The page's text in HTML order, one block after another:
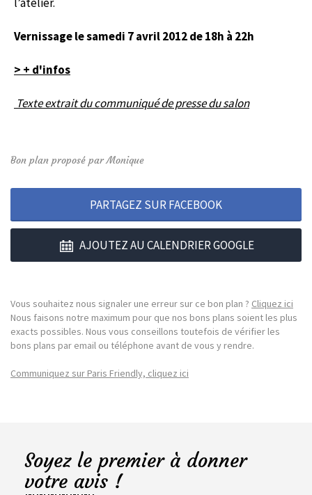
Vernissage le samedi 7 avril 2012 de 18h à 22h
> + d'infos
Texte extrait du communiqué de presse du salon
Bon plan proposé par Monique
PARTAGEZ SUR FACEBOOK
AJOUTEZ AU CALENDRIER GOOGLE
Vous souhaitez nous signaler une erreur sur ce bon plan ? Cliquez ici
Nous faisons notre maximum pour que nos bons plans soient les plus
exacts possibles. Nous vous conseillons toutefois de vérifier les
bons plans par email ou téléphone avant de vous y rendre.
Communiquez sur Paris Friendly, cliquez ici
Soyez le premier à donner
votre avis !